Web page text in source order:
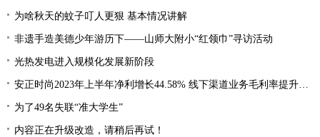
为啥秋天的蚊子叮人更狠 基本情况讲解
非遗手造美德少年游历下——山师大附小“红领巾”寻访活动
光热发电进入规模化发展新阶段
安正时尚2023年上半年净利增长44.58% 线下渠道业务毛利率提升2.28%
为了49名失联“准大学生”
内容正在升级改造，请稍后再试！